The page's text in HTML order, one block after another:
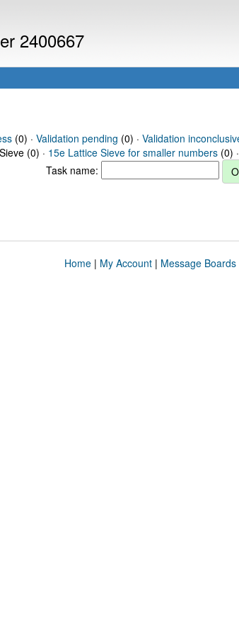
2400667
(0) · Validation pending (0) · Validation
(0) · 15e Lattice Sieve for smaller numbers (0) ·
Task name:
Home| My Account| Message Boards